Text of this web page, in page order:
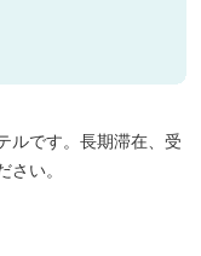
ルです。長期滞在、受
い。